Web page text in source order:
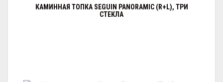
КАМИННАЯ ТОПКА SEGUIN PANORAMIC (R+L), ТРИ
СТЕКЛА